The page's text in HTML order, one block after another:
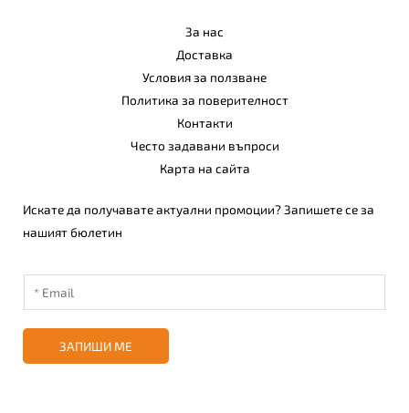
За нас
Доставка
Условия за ползване
Политика за поверителност
Контакти
Често задавани въпроси
Карта на сайта
Искате да получавате актуални промоции? Запишете се за
нашият бюлетин
ЗАПИШИ МЕ